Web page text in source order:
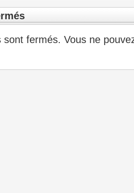
sont fermés. Vous ne